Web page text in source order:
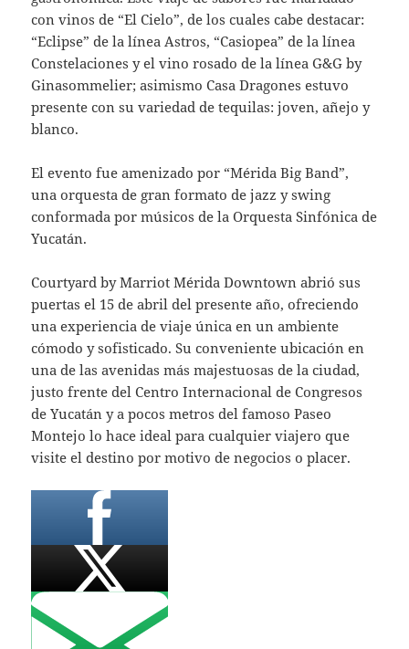
con vinos de “El Cielo”, de los cuales cabe destacar:
“Eclipse” de la línea Astros, “Casiopea” de la línea
Constelaciones y el vino rosado de la línea G&G by
Ginasommelier; asimismo Casa Dragones estuvo
presente con su variedad de tequilas: joven, añejo y
blanco.
El evento fue amenizado por “Mérida Big Band”,
una orquesta de gran formato de jazz y swing
conformada por músicos de la Orquesta Sinfónica de
Yucatán.
Courtyard by Marriot Mérida Downtown abrió sus
puertas el 15 de abril del presente año, ofreciendo
una experiencia de viaje única en un ambiente
cómodo y sofisticado. Su conveniente ubicación en
una de las avenidas más majestuosas de la ciudad,
justo frente del Centro Internacional de Congresos
de Yucatán y a pocos metros del famoso Paseo
Montejo lo hace ideal para cualquier viajero que
visite el destino por motivo de negocios o placer.